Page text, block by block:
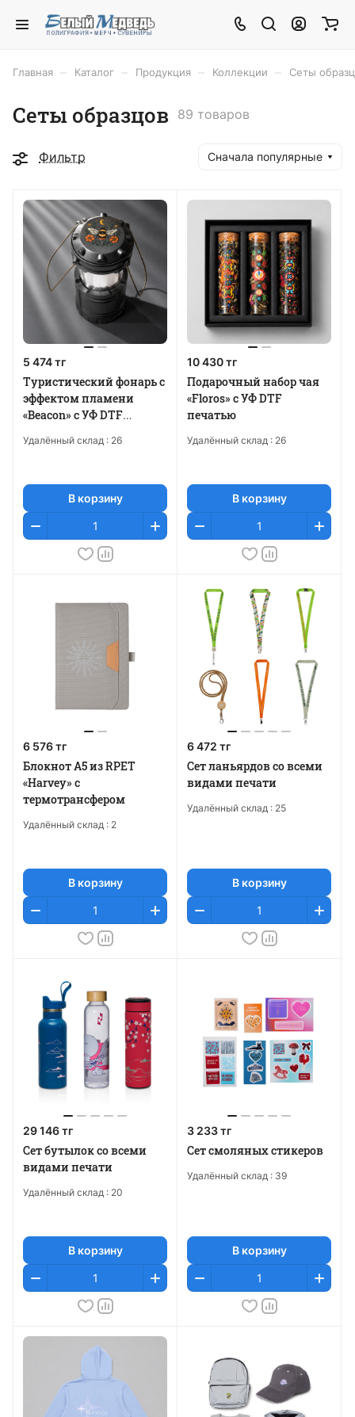
Главная Каталог Продукция Коллекции Сеты
Сеты образцов 89 товаров
Фильтр Сначала популярные
5 474 тг
Туристический фонарь с
эффектом пламени
«Beacon» с УФ DTF
Удалённый склад : 26
В корзину
10 430 тг
Подарочный набор чая
«Floros» c УФ DTF
печатью
Удалённый склад : 26
В корзину
6 576 тг
Блокнот А5 из RPET
«Harvey» с
термотрансфером
Удалённый склад : 2
В корзину
6 472 тг
Сет ланьярдов со всеми
видами печати
Удалённый склад : 25
В корзину
29 146 тг
Сет бутылок со всеми
видами печати
Удалённый склад : 20
В корзину
3 233 тг
Сет смоляных стикеров
Удалённый склад : 39
В корзину